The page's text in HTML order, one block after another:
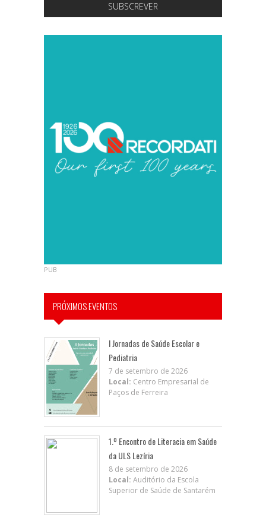
SUBSCREVER
PUB
PRÓXIMOS EVENTOS
I Jornadas de Saúde Escolar e
Pediatria
7 de setembro de 2026
Local: Centro Empresarial de
Paços de Ferreira
1.º Encontro de Literacia em Saúde
da ULS Lezíria
8 de setembro de 2026
Local: Auditório da Escola
Superior de Saúde de Santarém